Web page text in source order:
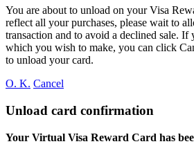
You are about to unload on yourVisa
reflect all your purchases, please wait to
transaction and to avoid a declined sale. If
which you wish to make, you can click
to unload your card.
O. K. Cancel
Unload card confirmation
Your Virtual Visa Reward Card has